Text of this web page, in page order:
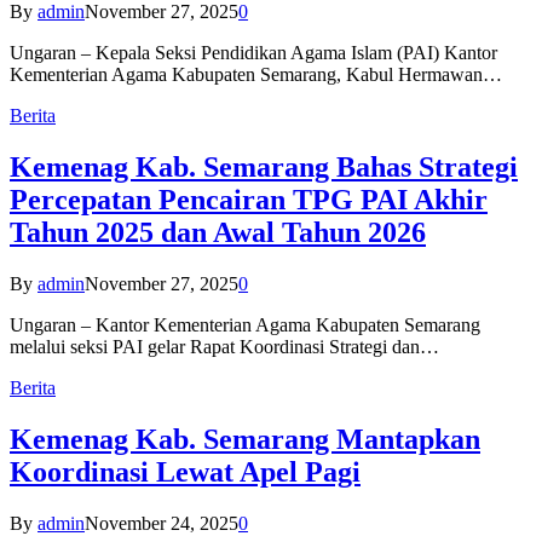
By adminNovember 27, 20250
Ungaran – Kepala Seksi Pendidikan Agama Islam (PAI) Kantor
Kementerian Agama Kabupaten Semarang, Kabul Hermawan…
Berita
Kemenag Kab. Semarang Bahas Strategi
Percepatan Pencairan TPG PAI Akhir
Tahun 2025 dan Awal Tahun 2026
By adminNovember 27, 20250
Ungaran – Kantor Kementerian Agama Kabupaten Semarang
melalui seksi PAI gelar Rapat Koordinasi Strategi dan…
Berita
Kemenag Kab. Semarang Mantapkan
Koordinasi Lewat Apel Pagi
By adminNovember 24, 20250